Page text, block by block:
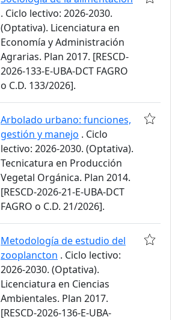
. Ciclo lectivo: 2026-2030.
(Optativa). Licenciatura en
Economía y Administración
Agrarias. Plan 2017. [RESCD-
2026-133-E-UBA-DCT FAGRO
o C.D. 133/2026].
Arbolado urbano: funciones,
gestión y manejo . Ciclo
lectivo: 2026-2030. (Optativa).
Tecnicatura en Producción
Vegetal Orgánica. Plan 2014.
[RESCD-2026-21-E-UBA-DCT
FAGRO o C.D. 21/2026].
Metodología de estudio del
zooplancton . Ciclo lectivo:
2026-2030. (Optativa).
Licenciatura en Ciencias
Ambientales. Plan 2017.
[RESCD-2026-136-E-UBA-